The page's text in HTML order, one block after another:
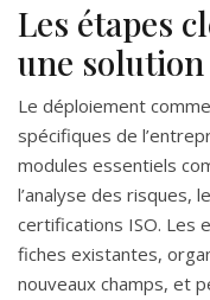
Les étapes
une solution
Le déploiement
spécifiques de
modules essentiels
l’analyse des risques,
certifications ISO. Les
fiches existantes,
nouveaux champs, et